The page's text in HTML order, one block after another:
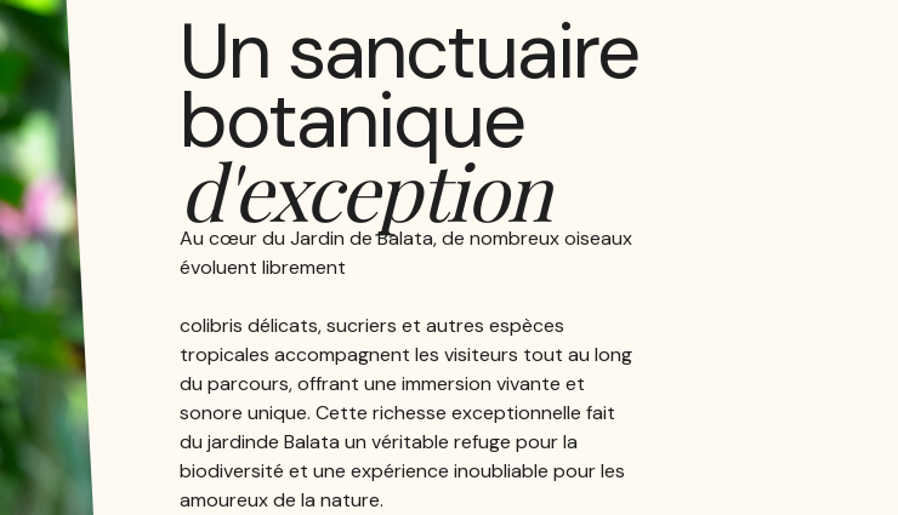
Un sanctuaire
botanique
d'exception
Au cœur du Jardin de Balata, de nombreux oiseaux
évoluent librement
colibris délicats, sucriers et autres espèces
tropicales accompagnent les visiteurs tout au long
du parcours, offrant une immersion vivante et
sonore unique. Cette richesse exceptionnelle fait
du jardinde Balata un véritable refuge pour la
biodiversité et une expérience inoubliable pour les
amoureux de la nature.